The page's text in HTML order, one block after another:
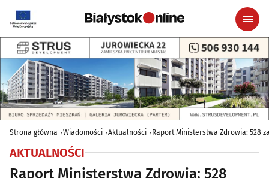
Strona główna Wiadomości Aktualności Raport Ministerstwa Zdrowia: 528
AKTUALNOŚCI
Raport Ministerstwa Zdrowia: 528